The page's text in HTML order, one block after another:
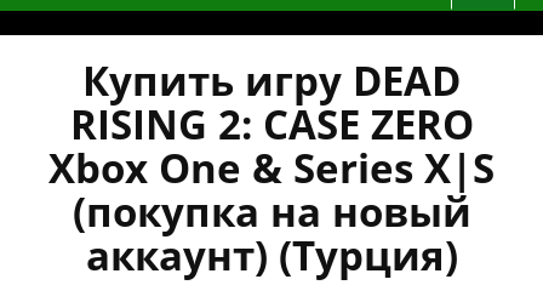
Купить игру DEAD
RISING 2: CASE ZERO
Xbox One & Series X|S
(покупка на новый
аккаунт) (Турция)